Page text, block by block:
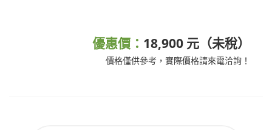
優惠價： 18,900 元（未稅）
價格僅供參考，實際價格請來電洽詢！